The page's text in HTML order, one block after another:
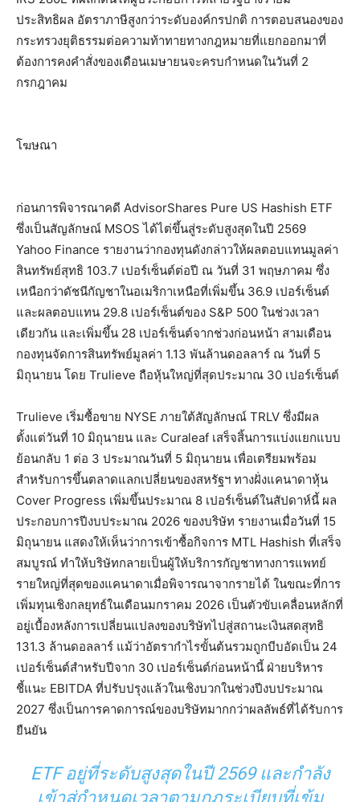
ประสิทธิผล อัตราภาษีสูงกว่าระดับองค์กรปกติ การตอบสนองของ
กระทรวงยุติธรรมต่อความท้าทายทางกฎหมายที่แยกออกมาที่
ต้องการคงคำสั่งของเดือนเมษายนจะครบกำหนดในวันที่ 2
กรกฎาคม
โฆษณา
ก่อนการพิจารณาคดี AdvisorShares Pure US Hashish ETF
ซึ่งเป็นสัญลักษณ์ MSOS ได้ไต่ขึ้นสู่ระดับสูงสุดในปี 2569
Yahoo Finance รายงานว่ากองทุนดังกล่าวให้ผลตอบแทนมูลค่า
สินทรัพย์สุทธิ 103.7 เปอร์เซ็นต์ต่อปี ณ วันที่ 31 พฤษภาคม ซึ่ง
เหนือกว่าดัชนีกัญชาในอเมริกาเหนือที่เพิ่มขึ้น 36.9 เปอร์เซ็นต์
และผลตอบแทน 29.8 เปอร์เซ็นต์ของ S&P 500 ในช่วงเวลา
เดียวกัน และเพิ่มขึ้น 28 เปอร์เซ็นต์จากช่วงก่อนหน้า สามเดือน
กองทุนจัดการสินทรัพย์มูลค่า 1.13 พันล้านดอลลาร์ ณ วันที่ 5
มิถุนายน โดย Trulieve ถือหุ้นใหญ่ที่สุดประมาณ 30 เปอร์เซ็นต์
Trulieve เริ่มซื้อขาย NYSE ภายใต้สัญลักษณ์ TRLV ซึ่งมีผล
ตั้งแต่วันที่ 10 มิถุนายน และ Curaleaf เสร็จสิ้นการแบ่งแยกแบบ
ย้อนกลับ 1 ต่อ 3 ประมาณวันที่ 5 มิถุนายน เพื่อเตรียมพร้อม
สำหรับการขึ้นตลาดแลกเปลี่ยนของสหรัฐฯ ทางฝั่งแคนาดาหุ้น
Cover Progress เพิ่มขึ้นประมาณ 8 เปอร์เซ็นต์ในสัปดาห์นี้ ผล
ประกอบการปีงบประมาณ 2026 ของบริษัท รายงานเมื่อวันที่ 15
มิถุนายน แสดงให้เห็นว่าการเข้าซื้อกิจการ MTL ​​Hashish ที่เสร็จ
สมบูรณ์ ทำให้บริษัทกลายเป็นผู้ให้บริการกัญชาทางการแพทย์
รายใหญ่ที่สุดของแคนาดาเมื่อพิจารณาจากรายได้ ในขณะที่การ
เพิ่มทุนเชิงกลยุทธ์ในเดือนมกราคม 2026 เป็นตัวขับเคลื่อนหลักที่
อยู่เบื้องหลังการเปลี่ยนแปลงของบริษัทไปสู่สถานะเงินสดสุทธิ
131.3 ล้านดอลลาร์ แม้ว่าอัตรากำไรขั้นต้นรวมถูกบีบอัดเป็น 24
เปอร์เซ็นต์สำหรับปีจาก 30 เปอร์เซ็นต์ก่อนหน้านี้ ฝ่ายบริหาร
ชี้แนะ EBITDA ที่ปรับปรุงแล้วในเชิงบวกในช่วงปีงบประมาณ
2027 ซึ่งเป็นการคาดการณ์ของบริษัทมากกว่าผลลัพธ์ที่ได้รับการ
ยืนยัน
ETF อยู่ที่ระดับสูงสุดในปี 2569 และกำลัง
เข้าสู่กำหนดเวลาตามกฎระเบียบที่เข้ม